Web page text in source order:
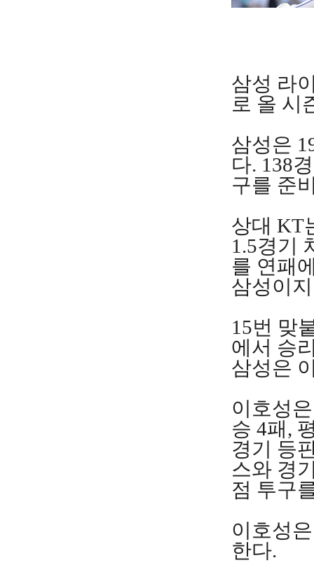
삼성 라
로 올 시
삼성은
다. 138
구를 준
상대 KT
1.5경기
를 연패
삼성이
15번 맞
에서 승
삼성은
이호성
승 4패,
경기 등
스와 경
점 투구
이호성
한다.